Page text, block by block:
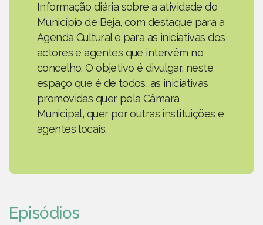
Informação diária sobre a atividade do
Município de Beja, com destaque para a
Agenda Cultural e para as iniciativas dos
actores e agentes que intervêm no
concelho. O objetivo é divulgar, neste
espaço que é de todos, as iniciativas
promovidas quer pela Câmara
Municipal, quer por outras instituições e
agentes locais.
Episódios